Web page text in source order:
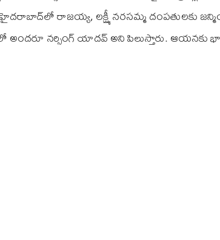
రాజయ్య, లక్ష్మీ నరసమ్మ దంపతులకు
నర్సింగ్ యాద‌వ్ అని పిలుస్తారు. ఆయ‌న‌కు